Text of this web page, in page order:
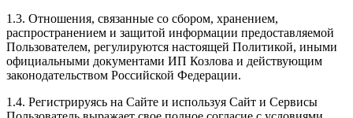
1.3. Отношения, связанные со сбором, хранением,
распространением и защитой информации предоставляемой
Пользователем, регулируются настоящей Политикой, иными
официальными документами ИП Козловa и действующим
законодательством Российской Федерации.
1.4. Регистрируясь на Сайте и используя Сайт и Сервисы